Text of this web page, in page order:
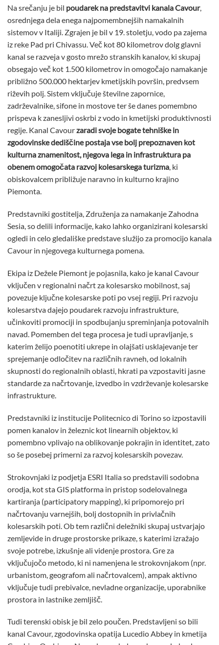
Na srečanju je bil poudarek na predstavitvi kanala Cavour,
osrednjega dela enega najpomembnejših namakalnih
sistemov v Italiji. Zgrajen je bil v 19. stoletju, vodo pa zajema
iz reke Pad pri Chivassu. Več kot 80 kilometrov dolg glavni
kanal se razveja v gosto mrežo stranskih kanalov, ki skupaj
obsegajo več kot 1.500 kilometrov in omogočajo namakanje
približno 500.000 hektarjev kmetijskih površin, predvsem
riževih polj. Sistem vključuje številne zapornice,
zadrževalnike, sifone in mostove ter še danes pomembno
prispeva k zanesljivi oskrbi z vodo in kmetijski produktivnosti
regije. Kanal Cavourzaradi svoje bogate tehniške in
zgodovinske dediščine postaja vse bolj prepoznaven kot
kulturna znamenitost, njegova lega in infrastruktura pa
obenem omogočata razvoj kolesarskega turizma, ki
obiskovalcem približuje naravno in kulturno krajino
Piemonta.
Predstavniki gostitelja, Združenja za namakanje Zahodna
Sesia, so delili informacije, kako lahko organizirani kolesarski
ogledi in celo gledališke predstave služijo za promocijo kanala
Cavour in njegovega kulturnega pomena.
Ekipa iz Dežele Piemont je pojasnila, kako je kanal Cavour
vključen v regionalni načrt za kolesarsko mobilnost, saj
povezuje ključne kolesarske poti po vsej regiji. Pri razvoju
kolesarstva dajejo poudarek razvoju infrastrukture,
učinkoviti promociji in spodbujanju spreminjanja potovalnih
navad. Pomemben del tega procesa je tudi upravljanje, s
katerim želijo poenotiti ukrepe in olajšati usklajevanje ter
sprejemanje odločitev na različnih ravneh, od lokalnih
skupnosti do regionalnih oblasti, hkrati pa vzpostaviti jasne
standarde za načrtovanje, izvedbo in vzdrževanje kolesarske
infrastrukture.
Predstavniki iz institucije Politecnico di Torino so izpostavili
pomen kanalov in železnic kot linearnih objektov, ki
pomembno vplivajo na oblikovanje pokrajin in identitet, zato
so še posebej primerni za razvoj kolesarskih povezav.
Strokovnjaki iz podjetja ESRI Italia so predstavili sodobna
orodja, kot sta GIS platforma in pristop sodelovalnega
kartiranja (participatory mapping), ki pripomorejo pri
načrtovanju varnejših, bolj dostopnih in privlačnih
kolesarskih poti. Ob tem različni deležniki skupaj ustvarjajo
zemljevide in druge prostorske prikaze, s katerimi izražajo
svoje potrebe, izkušnje ali videnje prostora. Gre za
vključujočo metodo, ki ni namenjena le strokovnjakom (npr.
urbanistom, geografom ali načrtovalcem), ampak aktivno
vključuje tudi prebivalce, nevladne organizacije, uporabnike
prostora in lastnike zemljišč.
Tudi terenski obisk je bil zelo poučen. Predstavljeni so bili
kanal Cavour, zgodovinska opatija Lucedio Abbey in kmetija